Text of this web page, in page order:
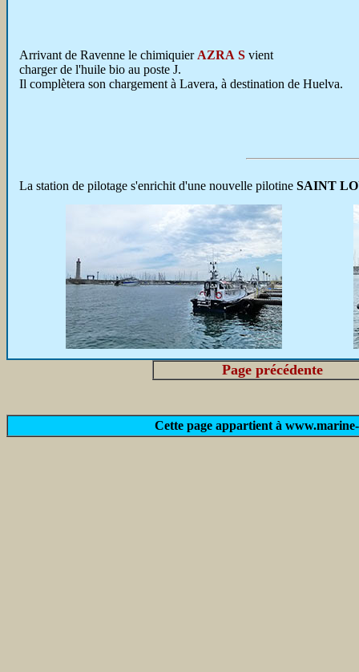
Arrivant de Ravenne le chimiquier AZRA S vient
charger de l'huile bio au poste J.
Il complètera son chargement à Lavera, à destination de Huelva.
La station de pilotage s'enrichit d'une nouvelle pilotine SAINT
Page précédente
Cette page appartient à